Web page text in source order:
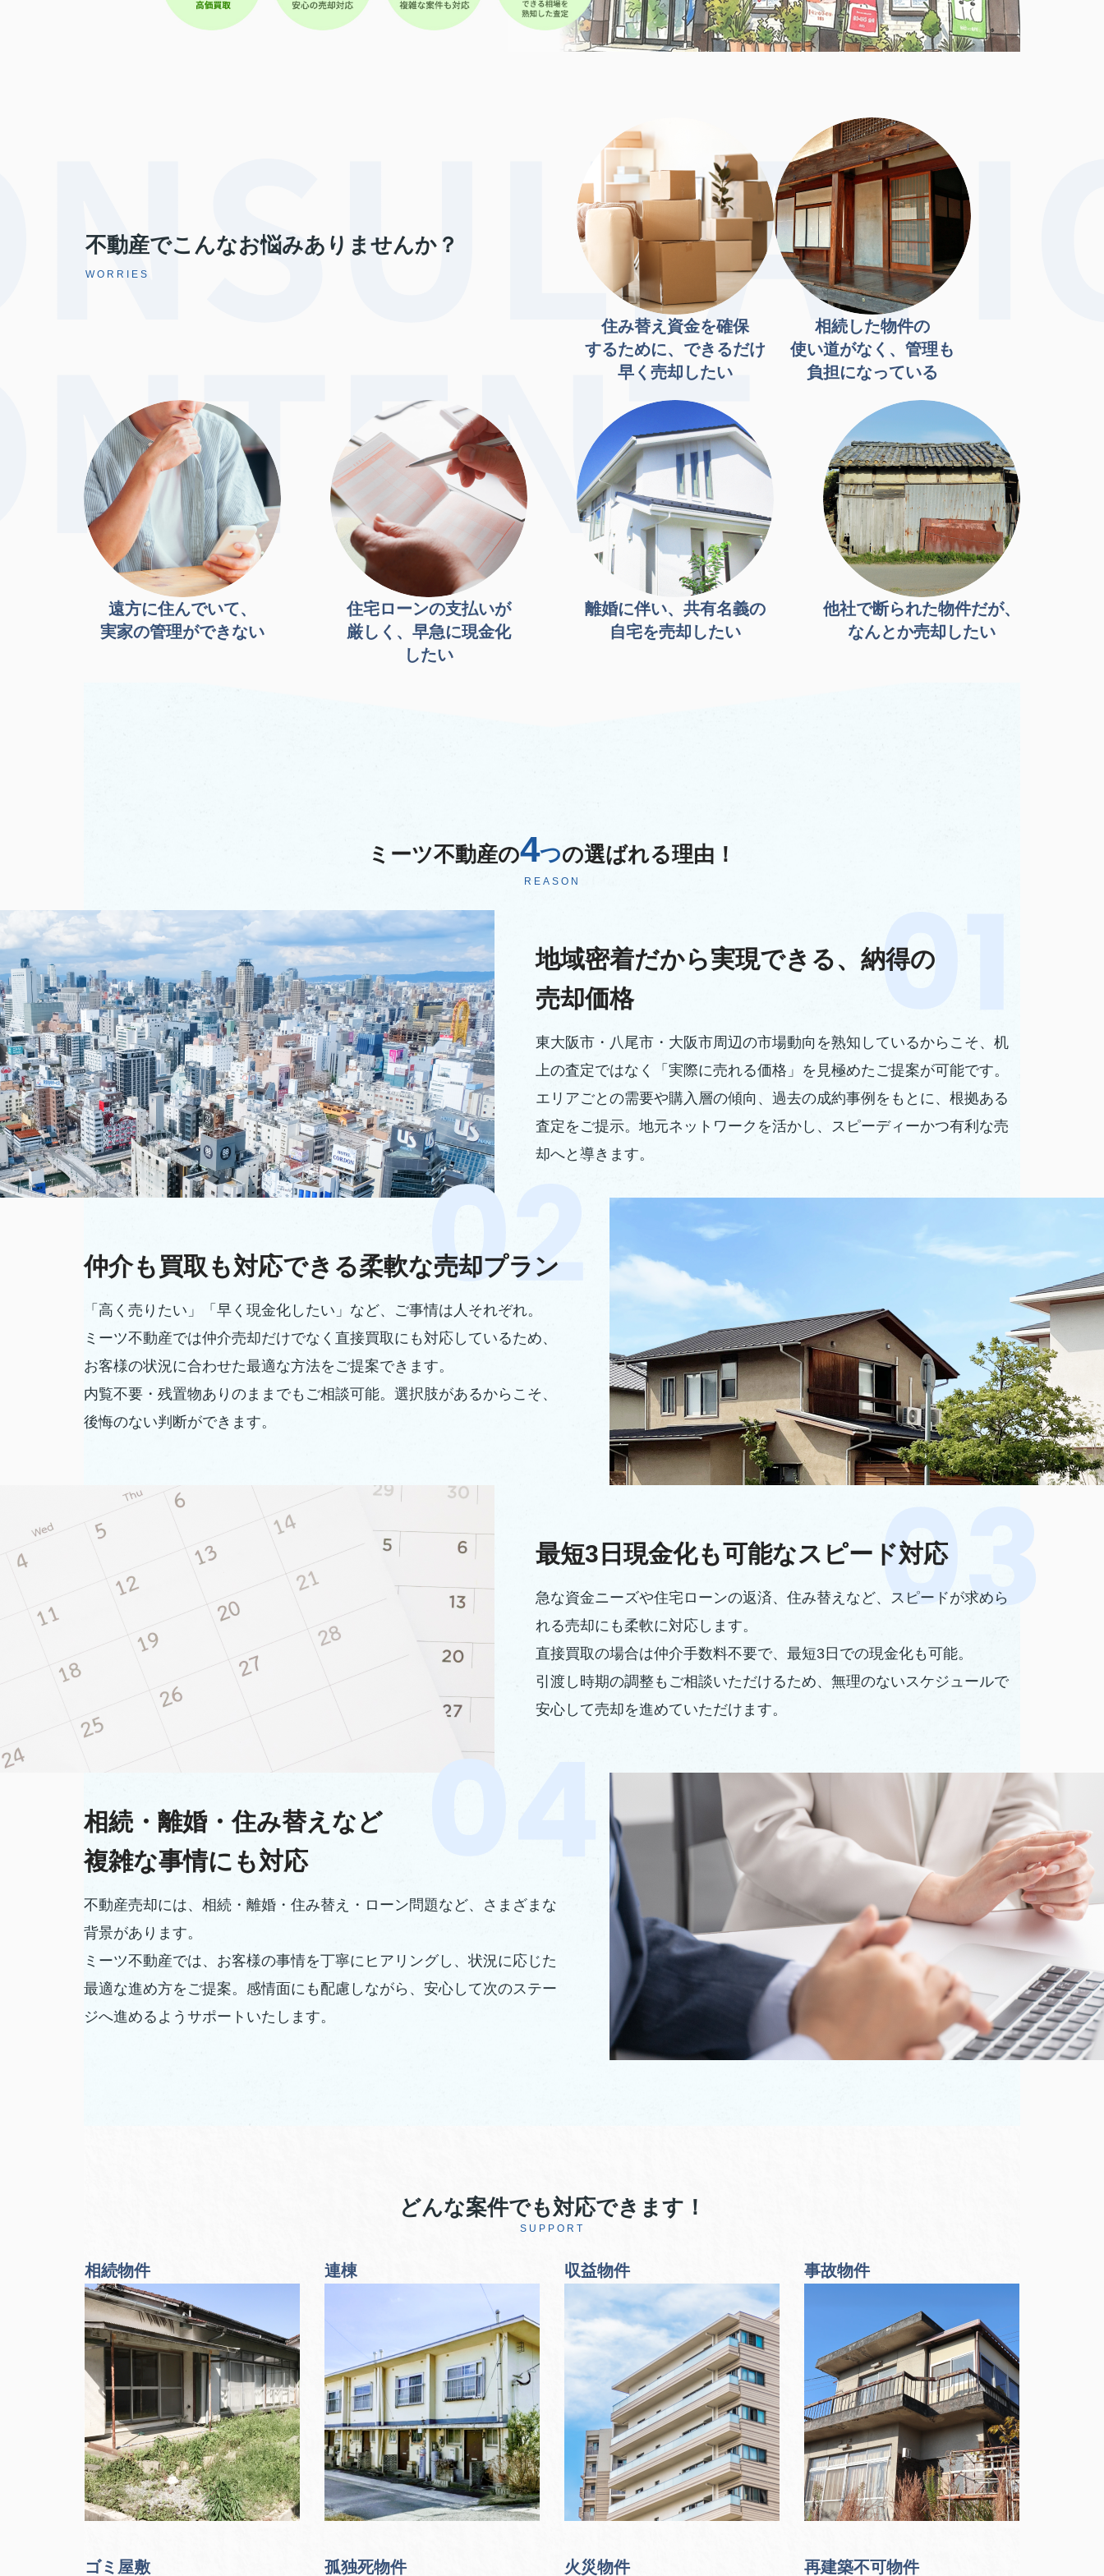
不動産でこんなお悩みありませんか？
WORRIES
住み替え資金を確保
するために、できるだけ
早く売却したい
相続した物件の
使い道がなく、管理も
負担になっている
遠方に住んでいて、
実家の管理ができない
住宅ローンの支払いが
厳しく、早急に現金化
したい
離婚に伴い、共有名義の
自宅を売却したい
他社で断られた物件だが、
なんとか売却したい
ミーツ不動産の4つの選ばれる理由！
REASON
地域密着だから実現できる、納得の
売却価格
東大阪市・八尾市・大阪市周辺の市場動向を熟知しているからこそ、机
上の査定ではなく「実際に売れる価格」を見極めたご提案が可能です。
エリアごとの需要や購入層の傾向、過去の成約事例をもとに、根拠ある
査定をご提示。地元ネットワークを活かし、スピーディーかつ有利な売
却へと導きます。
仲介も買取も対応できる柔軟な売却プラン
「高く売りたい」「早く現金化したい」など、ご事情は人それぞれ。
ミーツ不動産では仲介売却だけでなく直接買取にも対応しているため、
お客様の状況に合わせた最適な方法をご提案できます。
内覧不要・残置物ありのままでもご相談可能。選択肢があるからこそ、
後悔のない判断ができます。
最短3日現金化も可能なスピード対応
急な資金ニーズや住宅ローンの返済、住み替えなど、スピードが求めら
れる売却にも柔軟に対応します。
直接買取の場合は仲介手数料不要で、最短3日での現金化も可能。
引渡し時期の調整もご相談いただけるため、無理のないスケジュールで
安心して売却を進めていただけます。
相続・離婚・住み替えなど
複雑な事情にも対応
不動産売却には、相続・離婚・住み替え・ローン問題など、さまざまな
背景があります。
ミーツ不動産では、お客様の事情を丁寧にヒアリングし、状況に応じた
最適な進め方をご提案。感情面にも配慮しながら、安心して次のステー
ジへ進めるようサポートいたします。
どんな案件でも対応できます！
SUPPORT
相続物件 連棟 収益物件 事故物件
ゴミ屋敷 孤独死物件 火災物件 再建築不可物件